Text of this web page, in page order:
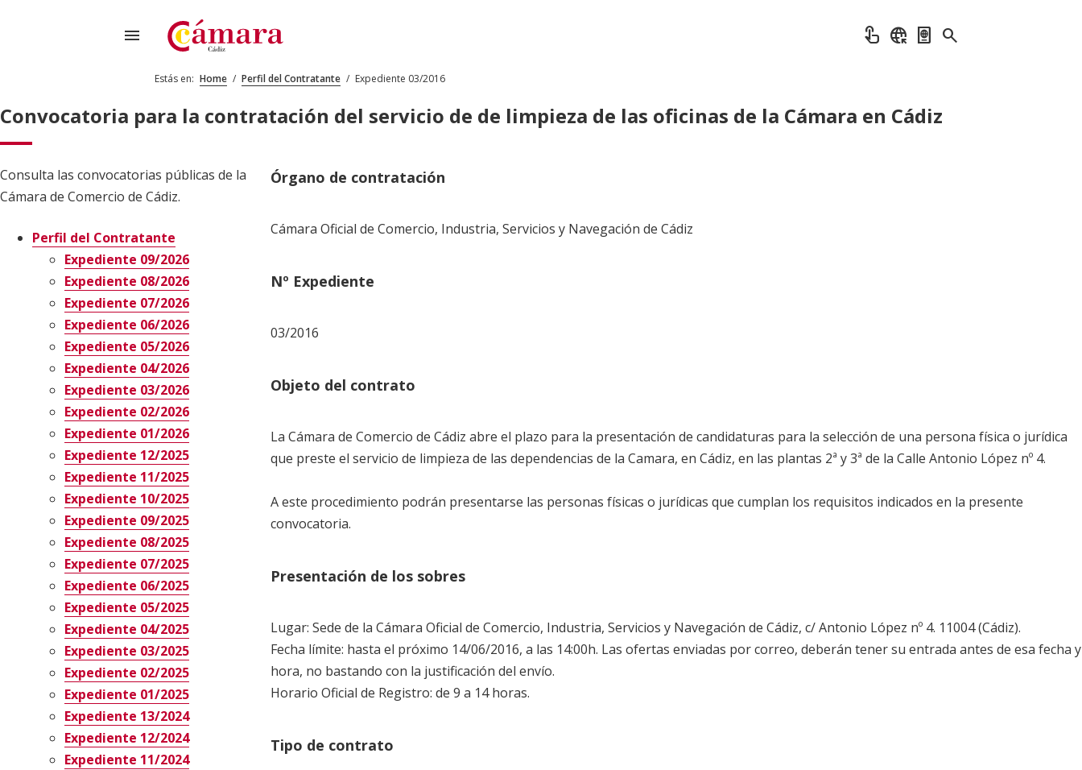
menu touch_app captive_portal passport search
Estás en: Home / Perfil del Contratante / Expediente 03/2016
Convocatoria para la contratación del servicio de de limpieza de las oficinas de la Cámara en Cádiz
Consulta las convocatorias públicas de la
Cámara de Comercio de Cádiz.
Perfil del Contratante
Expediente 09/2026
Expediente 08/2026
Expediente 07/2026
Expediente 06/2026
Expediente 05/2026
Expediente 04/2026
Expediente 03/2026
Expediente 02/2026
Expediente 01/2026
Expediente 12/2025
Expediente 11/2025
Expediente 10/2025
Expediente 09/2025
Expediente 08/2025
Expediente 07/2025
Expediente 06/2025
Expediente 05/2025
Expediente 04/2025
Expediente 03/2025
Expediente 02/2025
Expediente 01/2025
Expediente 13/2024
Expediente 12/2024
Expediente 11/2024
Órgano de contratación
Cámara Oficial de Comercio, Industria, Servicios y Navegación de Cádiz
Nº Expediente
03/2016
Objeto del contrato
La Cámara de Comercio de Cádiz abre el plazo para la presentación de candidaturas para la selección de una persona física o jurídica
que preste el servicio de limpieza de las dependencias de la Camara, en Cádiz, en las plantas 2ª y 3ª de la Calle Antonio López nº 4.
A este procedimiento podrán presentarse las personas físicas o jurídicas que cumplan los requisitos indicados en la presente
convocatoria.
Presentación de los sobres
Lugar: Sede de la Cámara Oficial de Comercio, Industria, Servicios y Navegación de Cádiz, c/ Antonio López nº 4. 11004 (Cádiz).
Fecha límite: hasta el próximo 14/06/2016, a las 14:00h. Las ofertas enviadas por correo, deberán tener su entrada antes de esa fecha y
hora, no bastando con la justificación del envío.
Horario Oficial de Registro: de 9 a 14 horas.
Tipo de contrato